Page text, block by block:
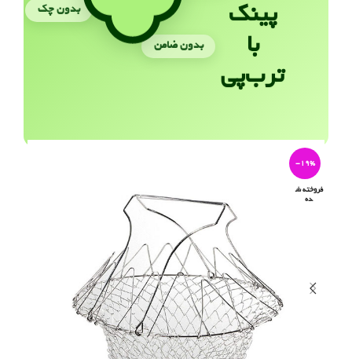
پینک
با
ترب‌پی
بدون چک
بدون ضامن
-19%
فروخته ش
ده